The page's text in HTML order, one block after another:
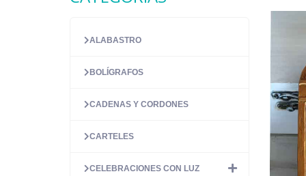
ALABASTRO
BOLÍGRAFOS
CADENAS Y CORDONES
CARTELES
CELEBRACIONES CON LUZ